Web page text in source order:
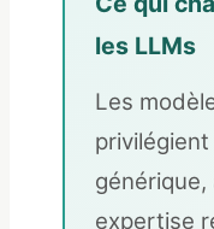
les LLMs
Les
expertise